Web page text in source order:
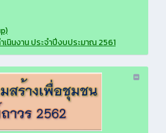
นินงาน ประจำปีงบประมาณ 2561